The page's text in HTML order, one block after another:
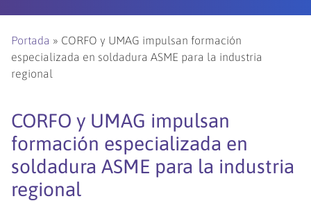
Portada » CORFO y UMAG impulsan formación
especializada en soldadura ASME para la industria
regional
CORFO y UMAG impulsan
formación especializada en
soldadura ASME para la industria
regional